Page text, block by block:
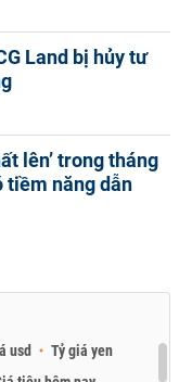
Land bị hủy tư
lên’ trong tháng
tiềm năng dẫn
usd
Tỷ giá yen